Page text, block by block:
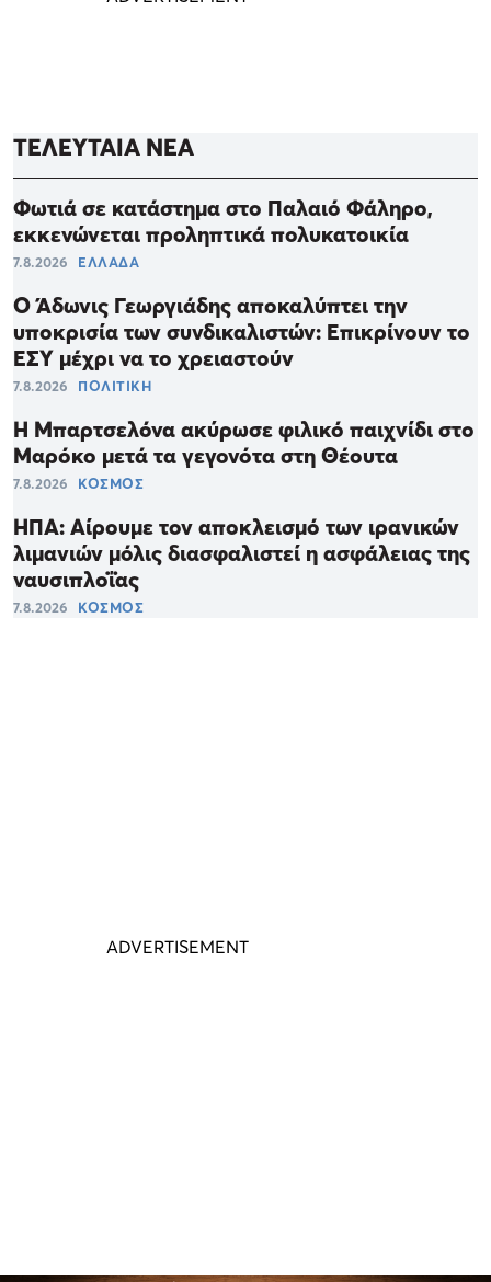
ΤΕΛΕΥΤΑΙΑ ΝΕΑ
Φωτιά σε κατάστημα στο Παλαιό Φάληρο,
εκκενώνεται προληπτικά πολυκατοικία
7.8.2026 ΕΛΛΑΔΑ
Ο Άδωνις Γεωργιάδης αποκαλύπτει την
υποκρισία των συνδικαλιστών: Επικρίνουν το
ΕΣΥ μέχρι να το χρειαστούν
7.8.2026 ΠΟΛΙΤΙΚΗ
Η Μπαρτσελόνα ακύρωσε φιλικό παιχνίδι στο
Μαρόκο μετά τα γεγονότα στη Θέουτα
7.8.2026 ΚΟΣΜΟΣ
ΗΠΑ: Αίρουμε τον αποκλεισμό των ιρανικών
λιμανιών μόλις διασφαλιστεί η ασφάλειας της
ναυσιπλοΐας
7.8.2026 ΚΟΣΜΟΣ